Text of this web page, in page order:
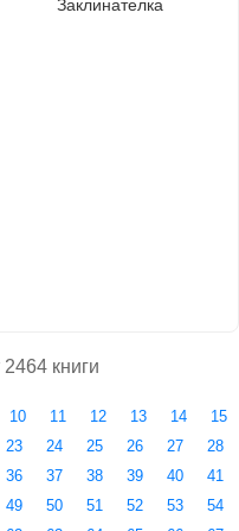
Заклинателка
книги
10 11 12 13 14
15
23 24 25 26 27
28
36 37 38 39 40
41
49 50 51 52 53
54